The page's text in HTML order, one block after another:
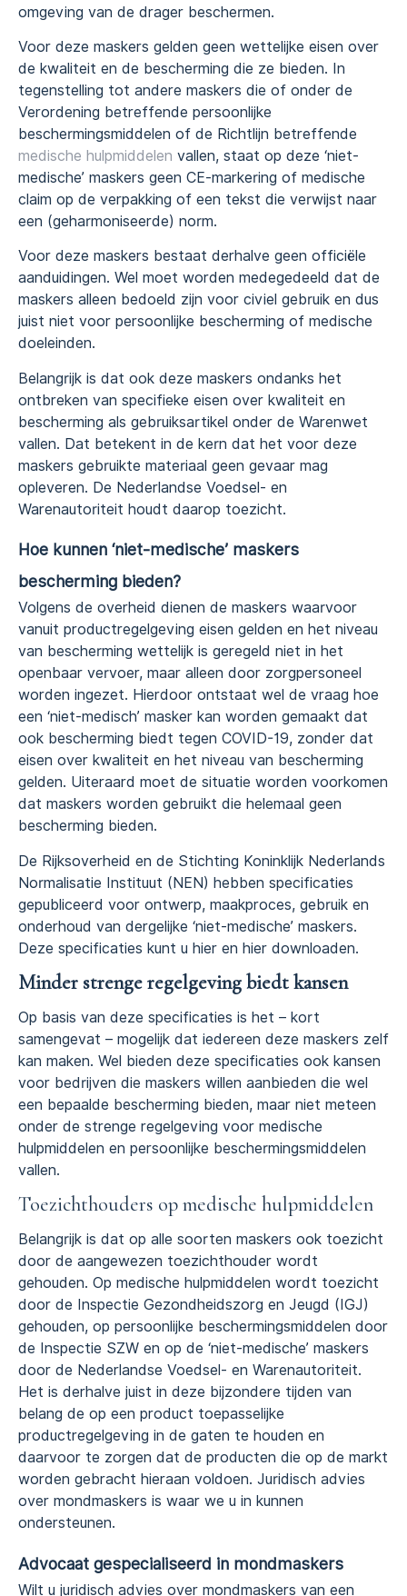
omgeving van de drager beschermen.
Voor deze maskers gelden geen wettelijke eisen over
de kwaliteit en de bescherming die ze bieden. In
tegenstelling tot andere maskers die of onder de
Verordening betreffende persoonlijke
beschermingsmiddelen of de Richtlijn betreffende
medische hulpmiddelen vallen, staat op deze ‘niet-
medische’ maskers geen CE-markering of medische
claim op de verpakking of een tekst die verwijst naar
een (geharmoniseerde) norm.
Voor deze maskers bestaat derhalve geen officiële
aanduidingen. Wel moet worden medegedeeld dat de
maskers alleen bedoeld zijn voor civiel gebruik en dus
juist niet voor persoonlijke bescherming of medische
doeleinden.
Belangrijk is dat ook deze maskers ondanks het
ontbreken van specifieke eisen over kwaliteit en
bescherming als gebruiksartikel onder de Warenwet
vallen. Dat betekent in de kern dat het voor deze
maskers gebruikte materiaal geen gevaar mag
opleveren. De Nederlandse Voedsel- en
Warenautoriteit houdt daarop toezicht.
Hoe kunnen ‘niet-medische’ maskers
bescherming bieden?
Volgens de overheid dienen de maskers waarvoor
vanuit productregelgeving eisen gelden en het niveau
van bescherming wettelijk is geregeld niet in het
openbaar vervoer, maar alleen door zorgpersoneel
worden ingezet. Hierdoor ontstaat wel de vraag hoe
een ‘niet-medisch’ masker kan worden gemaakt dat
ook bescherming biedt tegen COVID-19, zonder dat
eisen over kwaliteit en het niveau van bescherming
gelden. Uiteraard moet de situatie worden voorkomen
dat maskers worden gebruikt die helemaal geen
bescherming bieden.
De Rijksoverheid en de Stichting Koninklijk Nederlands
Normalisatie Instituut (NEN) hebben specificaties
gepubliceerd voor ontwerp, maakproces, gebruik en
onderhoud van dergelijke ‘niet-medische’ maskers.
Deze specificaties kunt u hier en hier downloaden.
Minder strenge regelgeving biedt kansen
Op basis van deze specificaties is het – kort
samengevat – mogelijk dat iedereen deze maskers zelf
kan maken. Wel bieden deze specificaties ook kansen
voor bedrijven die maskers willen aanbieden die wel
een bepaalde bescherming bieden, maar niet meteen
onder de strenge regelgeving voor medische
hulpmiddelen en persoonlijke beschermingsmiddelen
vallen.
Toezichthouders op medische hulpmiddelen
Belangrijk is dat op alle soorten maskers ook toezicht
door de aangewezen toezichthouder wordt
gehouden. Op medische hulpmiddelen wordt toezicht
door de Inspectie Gezondheidszorg en Jeugd (IGJ)
gehouden, op persoonlijke beschermingsmiddelen door
de Inspectie SZW en op de ‘niet-medische’ maskers
door de Nederlandse Voedsel- en Warenautoriteit.
Het is derhalve juist in deze bijzondere tijden van
belang de op een product toepasselijke
productregelgeving in de gaten te houden en
daarvoor te zorgen dat de producten die op de markt
worden gebracht hieraan voldoen. Juridisch advies
over mondmaskers is waar we u in kunnen
ondersteunen.
Advocaat gespecialiseerd in mondmaskers
Wilt u juridisch advies over mondmaskers van een